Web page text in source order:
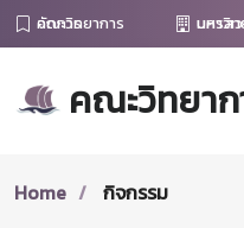
คณะวิทยาการจัดการ มหาวิทยาลัยราชภั
คณะวิทยา
Home กิจกรรม